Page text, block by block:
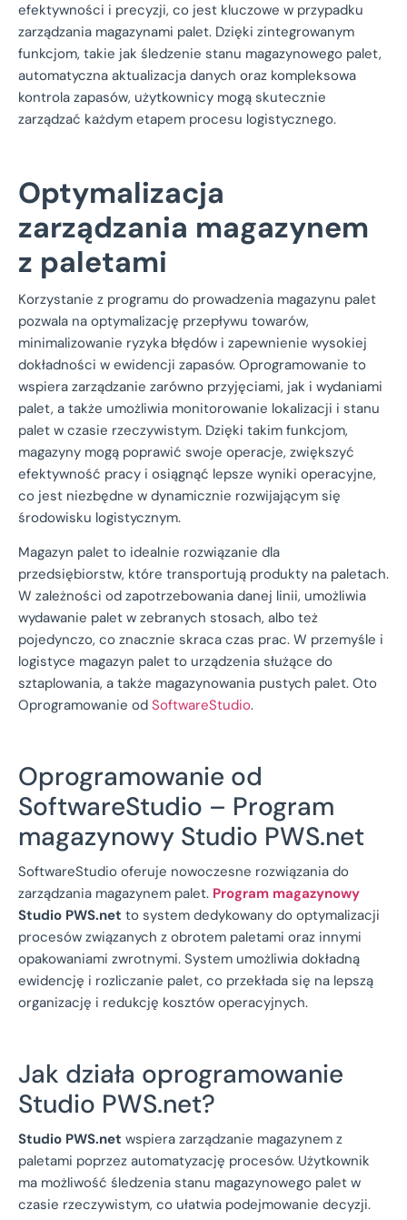
efektywności i precyzji, co jest kluczowe w przypadku
zarządzania magazynami palet. Dzięki zintegrowanym
funkcjom, takie jak śledzenie stanu magazynowego palet,
automatyczna aktualizacja danych oraz kompleksowa
kontrola zapasów, użytkownicy mogą skutecznie
zarządzać każdym etapem procesu logistycznego.
Optymalizacja
zarządzania magazynem
z paletami
Korzystanie z programu do prowadzenia magazynu palet
pozwala na optymalizację przepływu towarów,
minimalizowanie ryzyka błędów i zapewnienie wysokiej
dokładności w ewidencji zapasów. Oprogramowanie to
wspiera zarządzanie zarówno przyjęciami, jak i wydaniami
palet, a także umożliwia monitorowanie lokalizacji i stanu
palet w czasie rzeczywistym. Dzięki takim funkcjom,
magazyny mogą poprawić swoje operacje, zwiększyć
efektywność pracy i osiągnąć lepsze wyniki operacyjne,
co jest niezbędne w dynamicznie rozwijającym się
środowisku logistycznym.
Magazyn palet to idealnie rozwiązanie dla
przedsiębiorstw, które transportują produkty na paletach.
W zależności od zapotrzebowania danej linii, umożliwia
wydawanie palet w zebranych stosach, albo też
pojedynczo, co znacznie skraca czas prac. W przemyśle i
logistyce magazyn palet to urządzenia służące do
sztaplowania, a także magazynowania pustych palet. Oto
Oprogramowanie od SoftwareStudio.
Oprogramowanie od
SoftwareStudio – Program
magazynowy Studio PWS.net
SoftwareStudio oferuje nowoczesne rozwiązania do
zarządzania magazynem palet. Program magazynowy
Studio PWS.net to system dedykowany do optymalizacji
procesów związanych z obrotem paletami oraz innymi
opakowaniami zwrotnymi. System umożliwia dokładną
ewidencję i rozliczanie palet, co przekłada się na lepszą
organizację i redukcję kosztów operacyjnych.
Jak działa oprogramowanie
Studio PWS.net?
Studio PWS.net wspiera zarządzanie magazynem z
paletami poprzez automatyzację procesów. Użytkownik
ma możliwość śledzenia stanu magazynowego palet w
czasie rzeczywistym, co ułatwia podejmowanie decyzji.